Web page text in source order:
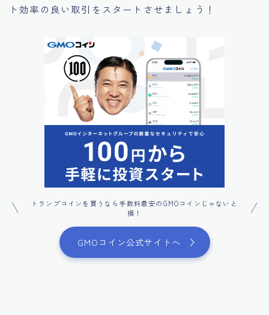
ト効率の良い取引をスタートさせましょう！
トランプコインを買うなら手数料最安のGMOコインじゃないと
損！
GMOコイン公式サイトへ